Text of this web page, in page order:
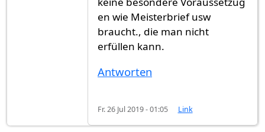
en wie Meisterbrief usw
braucht., die man nicht
erfüllen kann.
Antworten
Fr. 26 Jul 2019 - 01:05 Link